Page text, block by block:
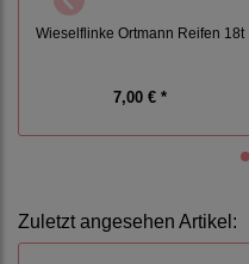
Wieselflinke Ortmann Reifen 18t
7,00 € *
Zuletzt angesehen Artikel: